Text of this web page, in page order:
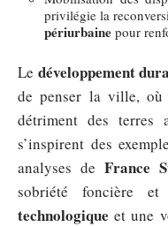
privilégie la
périurbaine pour
Le développement
de penser la ville,
détriment des terres
s’inspirent des
analyses de France
sobriété foncière
technologique et une